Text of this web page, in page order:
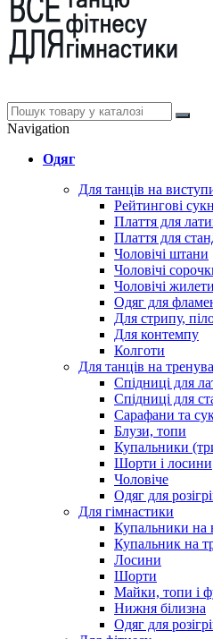
Navigation
Одяг
Для танців на
Рейтингові
Плаття для
Плаття для
Чоловічі штани
Чоловічі
Чоловічі жилети
Одяг для
Для стрипу,
Для контемпу
Колготи
Для танців на
Спідниці для
Спідниці для
Сарафани та
Блузи, топи
Купальники
Шорти і лосини
Чоловіче
Одяг для
Для гімнастики
Купальники на
Купальник на
Лосини
Шорти
Майки, топи і
Нижня білизна
Одяг для